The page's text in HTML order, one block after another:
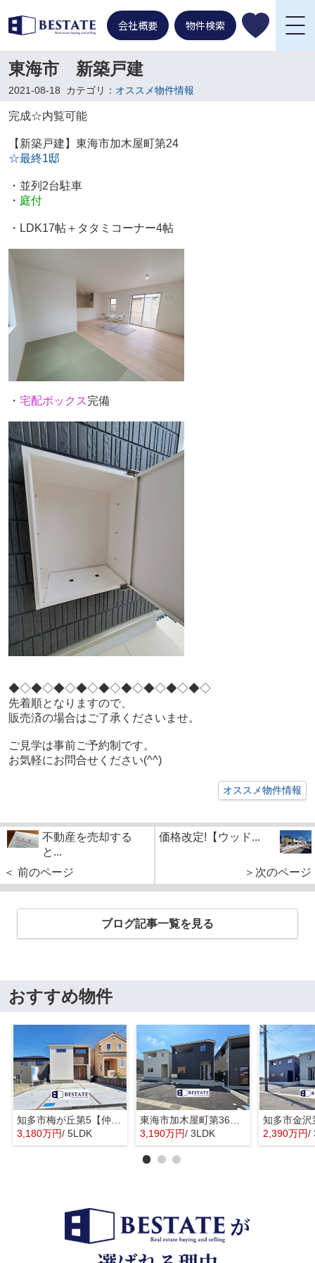
会社概要 物件検索
東海市 新築戸建
2021-08-18 カテゴリ： オススメ物件情報
完成☆内覧可能
【新築戸建】東海市加木屋町第24
☆最終1邸
・並列2台駐車
・ 庭付
・LDK17帖＋タタミコーナー4帖
・ 宅配ボックス完備
◆◇◆◇◆◇◆◇◆◇◆◇◆◇◆◇◆◇
先着順となりますので、
販売済の場合はご了承くださいませ。
ご見学は事前ご予約制です。
お気軽にお問合せください(^^)
オススメ物件情報
不動産を売却する
と...
＜ 前のページ
価格改定!【ウッド...
＞次のページ
ブログ記事一覧を見る
おすすめ物件
3,180万円/ 5LDK
3,190万円/ 3LDK 2,390万円/